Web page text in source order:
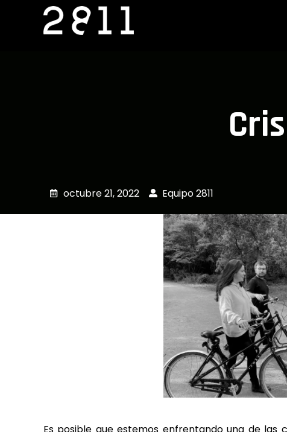
contenido
octubre 21, 2022 Equipo 2811
Es posible que estemos enfrentando una de las